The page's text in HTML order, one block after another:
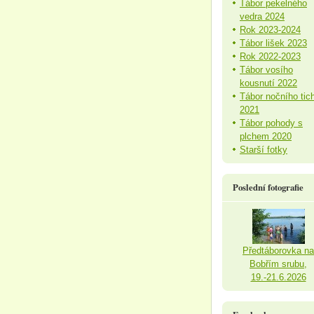
Tábor pekelného
vedra 2024
Rok 2023-2024
Tábor lišek 2023
Rok 2022-2023
Tábor vosího
kousnutí 2022
Tábor nočního
2021
Tábor pohody s
plchem 2020
Starší fotky
Poslední fotografie
Předtáborovka na
Bobřím srubu,
19.-21.6.2026